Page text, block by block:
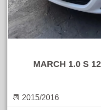
MARCH 1.0 S
📆 2015/2016